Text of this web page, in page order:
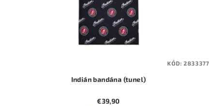
Indián bandána (tunel)
€39,90
KÓD:2833377